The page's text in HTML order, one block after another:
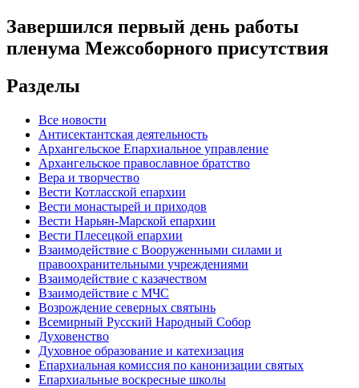
Завершился первый день работы
пленума Межсоборного присутствия
Разделы
Все новости
Антисектантская деятельность
Архангельское Епархиальное управление
Архангельское православное братство
Вера и творчество
Вести Котласской епархии
Вести монастырей и приходов
Вести Нарьян-Марской епархии
Вести Плесецкой епархии
Взаимодействие с Вооруженными силами и
правоохранительными учреждениями
Взаимодействие с казачеством
Взаимодействие с МЧС
Возрождение северных святынь
Всемирный Русский Народный Собор
Духовенство
Духовное образование и катехизация
Епархиальная комиссия по канонизации святых
Епархиальные воскресные школы